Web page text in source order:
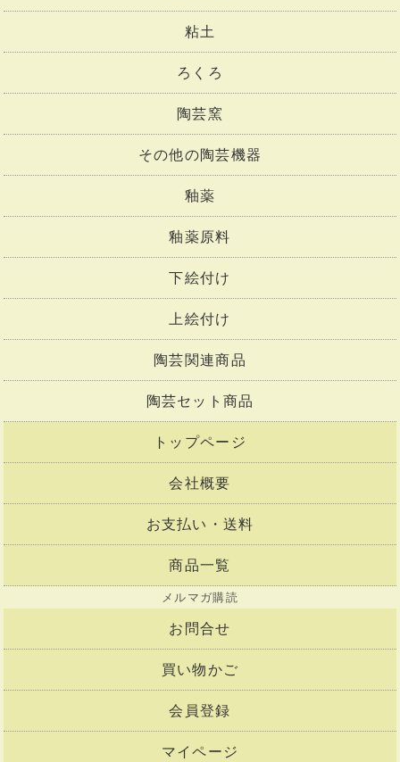
粘土
ろくろ
陶芸窯
その他の陶芸機器
釉薬
釉薬原料
下絵付け
上絵付け
陶芸関連商品
陶芸セット商品
トップページ
会社概要
お支払い・送料
商品一覧
メルマガ購読
お問合せ
買い物かご
会員登録
マイページ